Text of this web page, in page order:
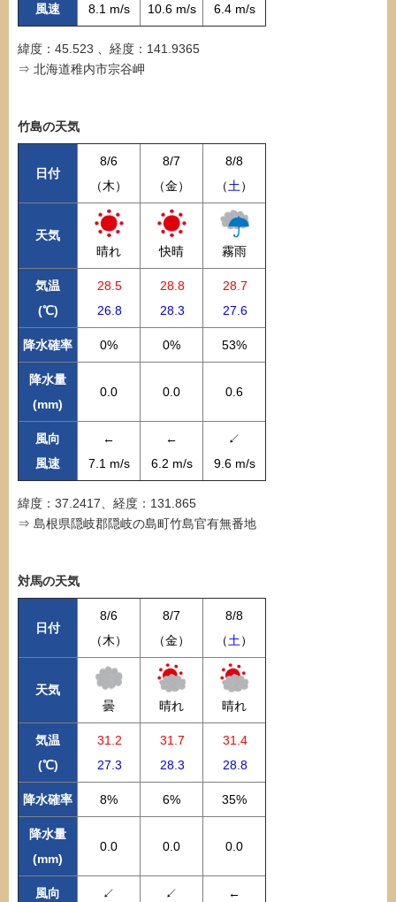
風速
8.1 m/s
10.6 m/s
6.4 m/s
緯度：45.523 、経度：141.9365
⇒ 北海道稚内市宗谷岬
竹島の天気
日付
8/6
（木）
8/7
（金）
8/8
（土）
天気
晴れ
快晴 霧雨
気温
(℃)
28.5
26.8
28.8
28.3
28.7
27.6
降水確率 0% 0% 53%
降水量
(mm)
0.0 0.0 0.6
風向
風速
←
7.1 m/s
←
6.2 m/s
↙
9.6 m/s
緯度：37.2417、経度：131.865
⇒ 島根県隠岐郡隠岐の島町竹島官有無番地
対馬の天気
日付
8/6
（木）
8/7
（金）
8/8
（土）
天気
曇
晴れ 晴れ
気温
(℃)
31.2
27.3
31.7
28.3
31.4
28.8
降水確率 8% 6% 35%
降水量
(mm)
0.0 0.0 0.0
風向 ↙ ↙ ←